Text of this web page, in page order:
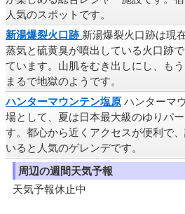
人気のスポットです。
新湯爆裂火口跡 新湯爆裂火口跡は現
蒸気と硫黄臭が噴出している火口跡
ています。山肌をむき出しにし、も
まるで地獄のようです。
ハンターマウンテン塩原 ハンターマ
場として、夏は日本最大級のゆりパ
す。都心から近くアクセスが便利で
いると人気のゲレンデです。
周辺の週間天気予報
天気予報休止中